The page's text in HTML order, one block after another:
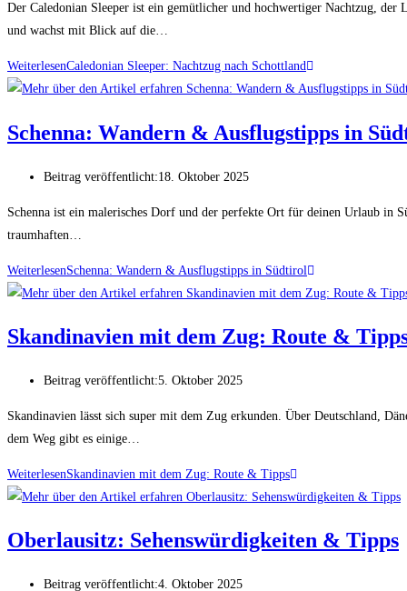
Der Caledonian Sleeper ist ein gemütlicher und hochwertiger Nachtzug,
und wachst mit Blick auf die…
WeiterlesenCaledonian Sleeper: Nachtzug nach Schottland
Schenna: Wandern & Ausflugstipps in
Beitrag veröffentlicht:18. Oktober 2025
Schenna ist ein malerisches Dorf und der perfekte Ort für deinen Urlaub
traumhaften…
WeiterlesenSchenna: Wandern & Ausflugstipps in Südtirol
Skandinavien mit dem Zug: Route &
Beitrag veröffentlicht:5. Oktober 2025
Skandinavien lässt sich super mit dem Zug erkunden. Über Deutschland,
dem Weg gibt es einige…
WeiterlesenSkandinavien mit dem Zug: Route & Tipps
Oberlausitz: Sehenswürdigkeiten & Tipps
Beitrag veröffentlicht:4. Oktober 2025